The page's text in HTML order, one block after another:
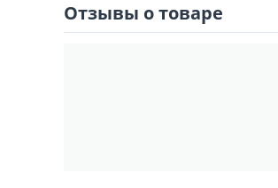
Отзывы о товаре